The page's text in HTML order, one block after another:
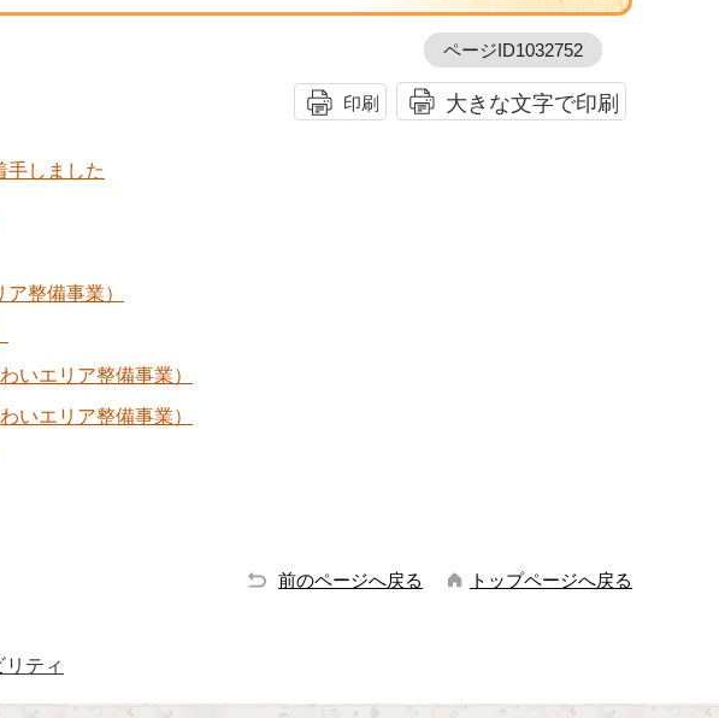
ページID1032752
印刷 大きな文字で印刷
手しました
整備事業）
いエリア整備事業）
いエリア整備事業）
前のページへ戻る トップページへ戻る
ティ